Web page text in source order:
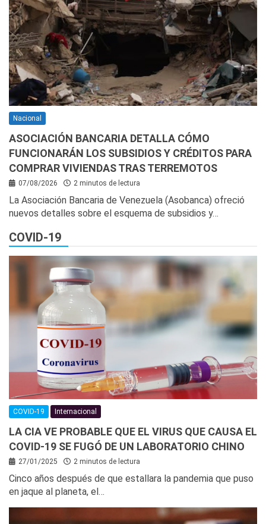
Nacional
ASOCIACIÓN BANCARIA DETALLA CÓMO
FUNCIONARÁN LOS SUBSIDIOS Y CRÉDITOS PARA
COMPRAR VIVIENDAS TRAS TERREMOTOS
07/08/2026 2 minutos de lectura
La Asociación Bancaria de Venezuela (Asobanca) ofreció
nuevos detalles sobre el esquema de subsidios y…
COVID-19
COVID-19 Internacional
LA CIA VE PROBABLE QUE EL VIRUS QUE CAUSA EL
COVID-19 SE FUGÓ DE UN LABORATORIO CHINO
27/01/2025 2 minutos de lectura
Cinco años después de que estallara la pandemia que puso
en jaque al planeta, el…